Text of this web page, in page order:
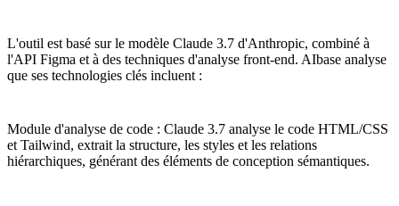
L'outil est basé sur le modèle Claude 3.7 d'Anthropic, combiné à
l'API Figma et à des techniques d'analyse front-end. AIbase analyse
que ses technologies clés incluent :
Module d'analyse de code : Claude 3.7 analyse le code HTML/CSS
et Tailwind, extrait la structure, les styles et les relations
hiérarchiques, générant des éléments de conception sémantiques.